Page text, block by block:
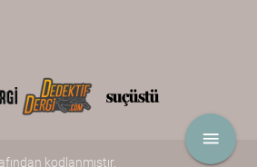
menu
kodlanmıştır.